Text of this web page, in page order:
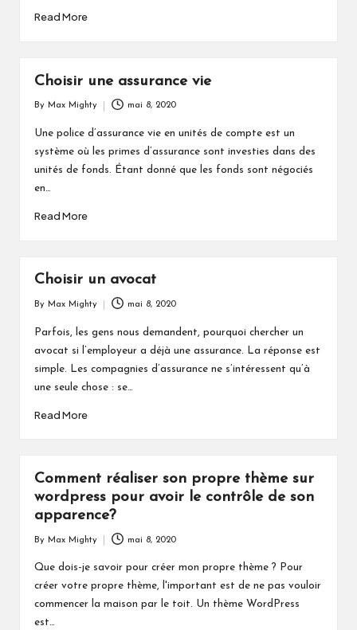
Read More
Choisir une assurance vie
by
By Max Mighty mai 8, 2020
Une police d’assurance vie en unités de compte est un
système où les primes d’assurance sont investies dans des
unités de fonds. Étant donné que les fonds sont négociés
en…
Read More
Choisir un avocat
by
By Max Mighty mai 8, 2020
Parfois, les gens nous demandent, pourquoi chercher un
avocat si l’employeur a déjà une assurance. La réponse est
simple. Les compagnies d’assurance ne s’intéressent qu’à
une seule chose : se…
Read More
Comment réaliser son propre thème sur
wordpress pour avoir le contrôle de son
apparence?
by
By Max Mighty mai 8, 2020
Que dois-je savoir pour créer mon propre thème ? Pour
créer votre propre thème, l'important est de ne pas vouloir
commencer la maison par le toit. Un thème WordPress
est…